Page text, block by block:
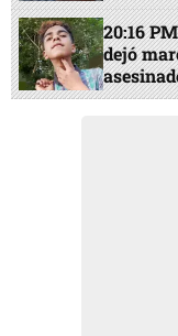
20:16
dejó